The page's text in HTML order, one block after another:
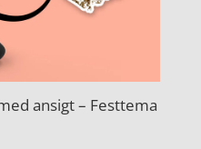
ansigt – Festtema